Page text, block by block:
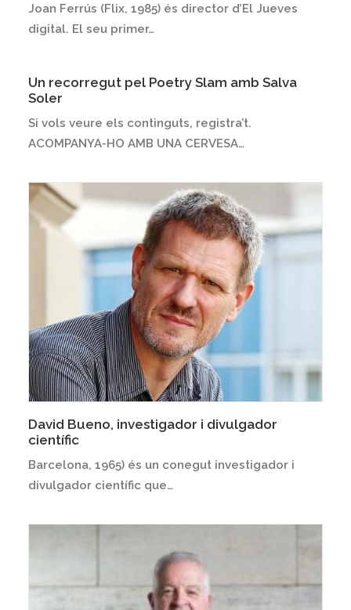
Joan Ferrús (Flix, 1985) és director d’El Jueves
digital. El seu primer…
Un recorregut pel Poetry Slam amb Salva
Soler
Si vols veure els continguts, registra’t.
ACOMPANYA-HO AMB UNA CERVESA…
David Bueno, investigador i divulgador
científic
Barcelona, 1965) és un conegut investigador i
divulgador científic que…